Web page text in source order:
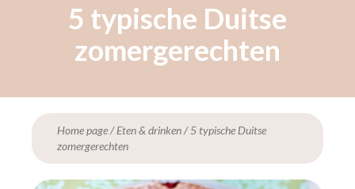
5 typische Duitse
zomergerechten
Home page/Eten & drinken/5 typische Duitse
zomergerechten